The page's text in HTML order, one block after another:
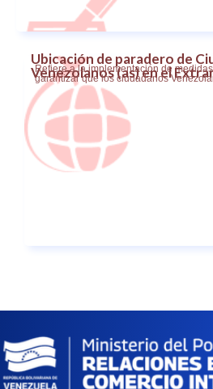
Ubicación de paradero de
Venezolanos (as) en el
Refiere a la implementación de
garantizar que los ciudadanos